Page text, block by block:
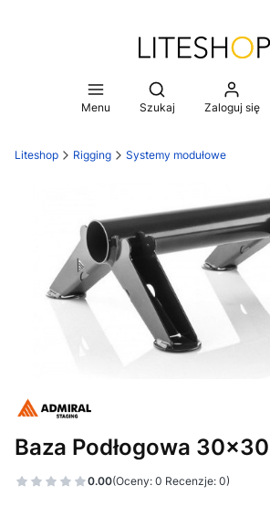
Menu
Otwórz
Szukaj Zaloguj się
Liteshop Rigging Systemy modułowe
Baza Podłogowa
0.00(Oceny: 0 Recenzje: 0)